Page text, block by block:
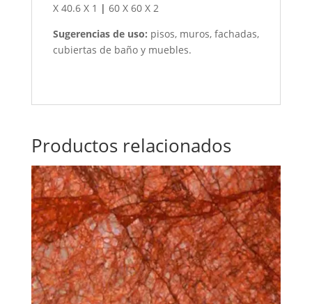
X 40.6 X 1 | 60 X 60 X 2
Sugerencias de uso: pisos, muros, fachadas,
cubiertas de baño y muebles.
Productos relacionados